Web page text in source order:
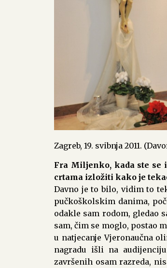
Zagreb, 19. svibnja 2011.
Fra Miljenko, kada ste se
crtama izložiti kako je
Davno je to bilo, vidim to
pučkoškolskim danima,
odakle sam rodom, gledao
sam, čim se moglo, postao
u natjecanje Vjeronaučna
nagradu išli na
završenih osam razreda,